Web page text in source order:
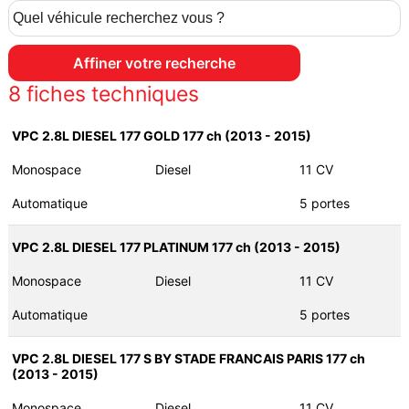
8 fiches techniques
VPC 2.8L DIESEL 177 GOLD 177 ch (2013 - 2015)
Monospace Diesel 11 CV
Automatique 5 portes
VPC 2.8L DIESEL 177 PLATINUM 177 ch (2013 - 2015)
Monospace Diesel 11 CV
Automatique 5 portes
VPC 2.8L DIESEL 177 S BY STADE FRANCAIS PARIS 177 ch
(2013 - 2015)